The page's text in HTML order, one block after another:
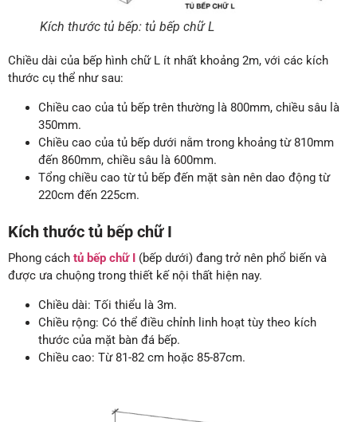
Kích thước tủ bếp: tủ bếp chữ L
Chiều dài của bếp hình chữ L ít nhất khoảng 2m, với các kích
thước cụ thể như sau:
Chiều cao của tủ bếp trên thường là 800mm, chiều sâu là
350mm.
Chiều cao của tủ bếp dưới nằm trong khoảng từ 810mm
đến 860mm, chiều sâu là 600mm.
Tổng chiều cao từ tủ bếp đến mặt sàn nên dao động từ
220cm đến 225cm.
Kích thước tủ bếp chữ I
Phong cách tủ bếp chữ I (bếp dưới) đang trở nên phổ biến và
được ưa chuộng trong thiết kế nội thất hiện nay.
Chiều dài: Tối thiểu là 3m.
Chiều rộng: Có thể điều chỉnh linh hoạt tùy theo kích
thước của mặt bàn đá bếp.
Chiều cao: Từ 81-82 cm hoặc 85-87cm.